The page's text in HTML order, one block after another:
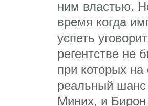
ним властью.
время когда
успеть
регентстве не
при которых
реальный шанс
Миних, и